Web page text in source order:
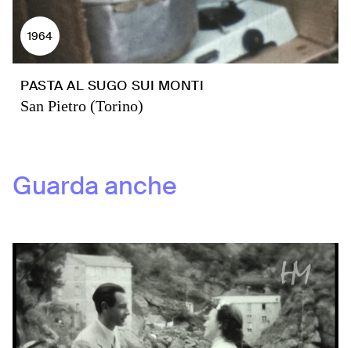
1964
PASTA AL SUGO SUI MONTI
San Pietro (Torino)
Guarda anche